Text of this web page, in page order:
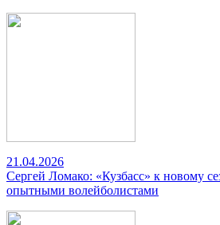
21.04.2026
Сергей Ломако: «Кузбасс» к новому
опытными волейболистами